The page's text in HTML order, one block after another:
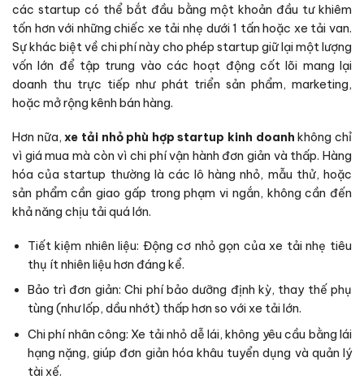
các startup có thể bắt đầu bằng một khoản đầu tư khiêm
tốn hơn với những chiếc xe tải nhẹ dưới 1 tấn hoặc xe tải van.
Sự khác biệt về chi phí này cho phép startup giữ lại một lượng
vốn lớn để tập trung vào các hoạt động cốt lõi mang lại
doanh thu trực tiếp như phát triển sản phẩm, marketing,
hoặc mở rộng kênh bán hàng.
Hơn nữa,xe tải nhỏ phù hợp startup kinh doanh không chỉ
vì giá mua mà còn vì chi phí vận hành đơn giản và thấp. Hàng
hóa của startup thường là các lô hàng nhỏ, mẫu thử, hoặc
sản phẩm cần giao gấp trong phạm vi ngắn, không cần đến
khả năng chịu tải quá lớn.
Tiết kiệm nhiên liệu: Động cơ nhỏ gọn của xe tải nhẹ tiêu
thụ ít nhiên liệu hơn đáng kể.
Bảo trì đơn giản: Chi phí bảo dưỡng định kỳ, thay thế phụ
tùng (như lốp, dầu nhớt) thấp hơn so với xe tải lớn.
Chi phí nhân công: Xe tải nhỏ dễ lái, không yêu cầu bằng lái
hạng nặng, giúp đơn giản hóa khâu tuyển dụng và quản lý
tài xế.